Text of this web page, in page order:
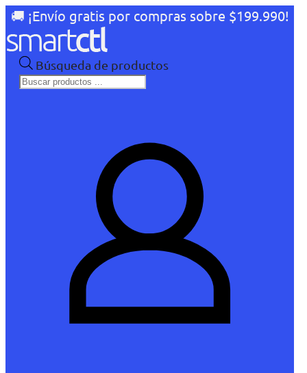
🚚 ¡Envío gratis por compras sobre $199.990!
Búsqueda de productos